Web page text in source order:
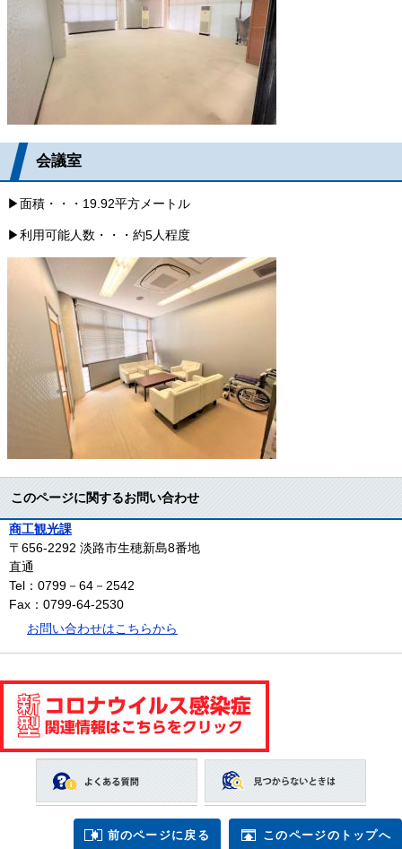
会議室
▶面積・・・19.92平方メートル
▶利用可能人数・・・約5人程度
このページに関するお問い合わせ
商工観光課
〒656-2292 淡路市生穂新島8番地
直通
Tel：0799－64－2542
Fax：0799-64-2530
お問い合わせはこちらから
前のページに戻る このページのトップへ